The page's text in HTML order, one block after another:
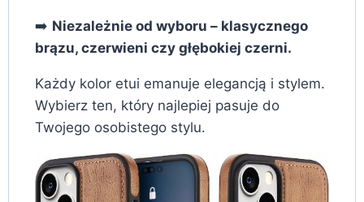
➡️ Niezależnie od wyboru – klasycznego
brązu, czerwieni czy głębokiej czerni.
Każdy kolor etui emanuje elegancją i stylem.
Wybierz ten, który najlepiej pasuje do
Twojego osobistego stylu.